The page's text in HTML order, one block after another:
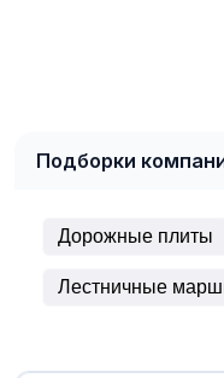
Подборки
Дорожные плиты
Лестничные